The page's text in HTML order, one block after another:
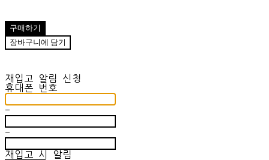
구매하기
장바구니에 담기
재입고 알림 신청
휴대폰 번호
-
-
재입고 시 알림